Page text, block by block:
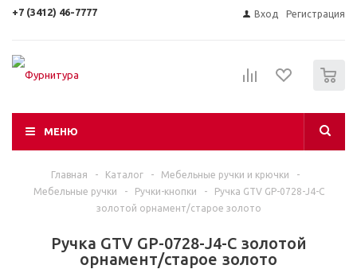
+7 (3412) 46-7777 Вход Регистрация
МЕНЮ
Главная - Каталог - Мебельные ручки и крючки
-
Мебельные ручки
- Ручки-кнопки -
Ручка GTV GP-0728-J4-C
золотой орнамент/старое золото
Ручка GTV GP-0728-J4-C золотой
орнамент/старое золото